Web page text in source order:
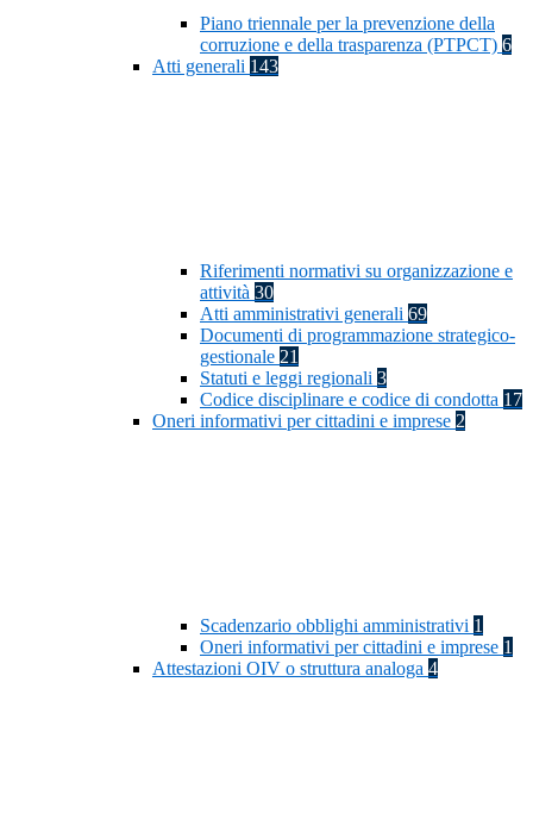
Piano triennale per la prevenzione della
corruzione e della trasparenza (PTPCT) 6
Atti generali 143
Riferimenti normativi su organizzazione e
attività 30
Atti amministrativi generali 69
Documenti di programmazione strategico-
gestionale 21
Statuti e leggi regionali 3
Codice disciplinare e codice di condotta 17
Oneri informativi per cittadini e imprese 2
Scadenzario obblighi amministrativi 1
Oneri informativi per cittadini e imprese 1
Attestazioni OIV o struttura analoga 4